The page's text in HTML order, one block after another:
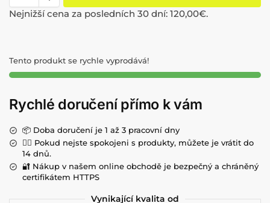
Nejnižší cena za posledních 30 dní: 120,00€.
Tento produkt se rychle vyprodává!
Rychlé doručení přímo k vám
📦 Doba doručení je 1 až 3 pracovní dny
💁‍♀️ Pokud nejste spokojeni s produkty, můžete je vrátit do
14 dnů.
🔐 Nákup v našem online obchodě je bezpečný a chráněný
certifikátem HTTPS
Vynikající kvalita od